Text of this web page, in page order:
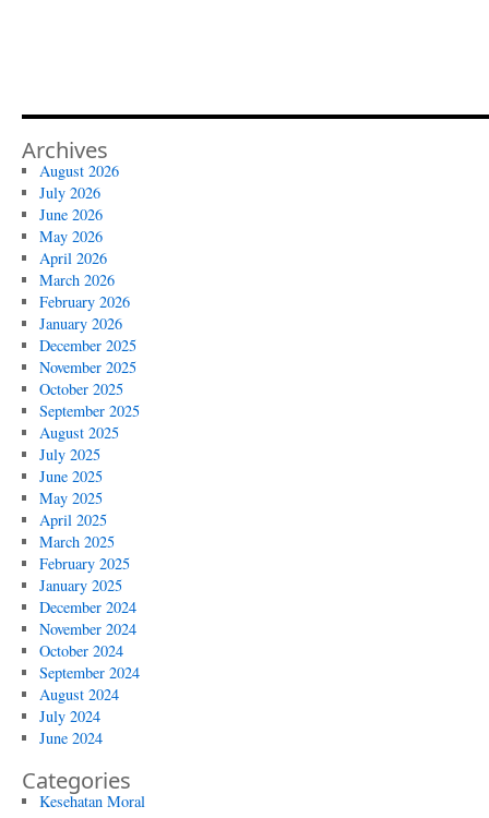
Archives
August 2026
July 2026
June 2026
May 2026
April 2026
March 2026
February 2026
January 2026
December 2025
November 2025
October 2025
September 2025
August 2025
July 2025
June 2025
May 2025
April 2025
March 2025
February 2025
January 2025
December 2024
November 2024
October 2024
September 2024
August 2024
July 2024
June 2024
Categories
Kesehatan Moral